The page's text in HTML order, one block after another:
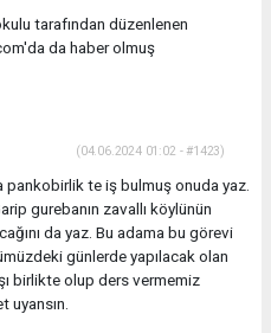
tarafından düzenlenen
da haber olmuş
(04.06.2024 01:02 - #1423)
pankobirlik te iş bulmuş onuda yaz.
gurebanın zavallı köylünün
da yaz. Bu adama bu görevi
günlerde yapılacak olan
birlikte olup ders vermemiz
uyansın.